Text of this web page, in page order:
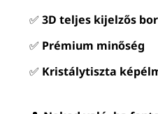
✅ 3D teljes kijelzős
✅ Prémium minőség
✅ Kristálytiszta